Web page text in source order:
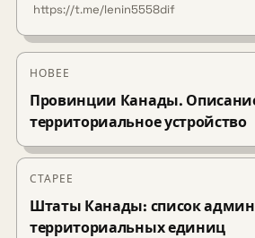
https://t.me/lenin5558dif
НОВЕЕ
Провинции Канады.
территориальное устройство
СТАРЕЕ
Штаты Канады: список
территориальных единиц